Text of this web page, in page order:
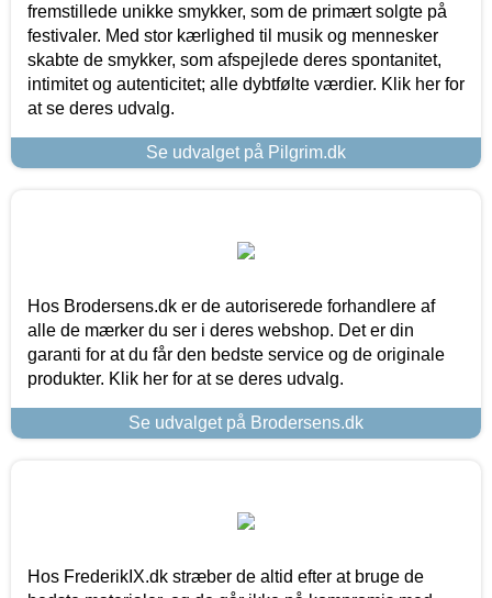
fremstillede unikke smykker, som de primært solgte på
festivaler. Med stor kærlighed til musik og mennesker
skabte de smykker, som afspejlede deres spontanitet,
intimitet og autenticitet; alle dybtfølte værdier. Klik her for
at se deres udvalg.
Se udvalget på Pilgrim.dk
Hos Brodersens.dk er de autoriserede forhandlere af
alle de mærker du ser i deres webshop. Det er din
garanti for at du får den bedste service og de originale
produkter. Klik her for at se deres udvalg.
Se udvalget på Brodersens.dk
Hos FrederikIX.dk stræber de altid efter at bruge de